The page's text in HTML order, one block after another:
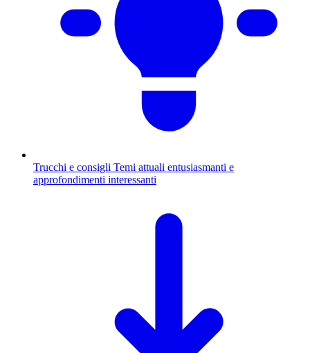
Trucchi e consigli Temi attuali entusiasmanti e
approfondimenti interessanti